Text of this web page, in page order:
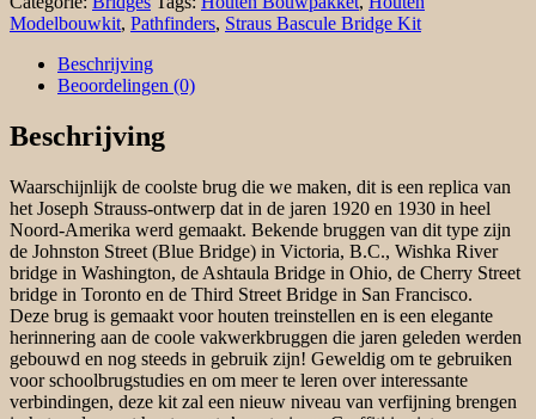
Kit
aantal
Modelbouwkit, Pathfinders, Straus Bascule Bridge Kit
Beschrijving
Beoordelingen (0)
Beschrijving
Waarschijnlijk de coolste brug die we maken, dit is een replica van
het Joseph Strauss-ontwerp dat in de jaren 1920 en 1930 in heel
Noord-Amerika werd gemaakt. Bekende bruggen van dit type zijn
de Johnston Street (Blue Bridge) in Victoria, B.C., Wishka River
bridge in Washington, de Ashtaula Bridge in Ohio, de Cherry Street
bridge in Toronto en de Third Street Bridge in San Francisco.
Deze brug is gemaakt voor houten treinstellen en is een elegante
herinnering aan de coole vakwerkbruggen die jaren geleden werden
gebouwd en nog steeds in gebruik zijn! Geweldig om te gebruiken
voor schoolbrugstudies en om meer te leren over interessante
verbindingen, deze kit zal een nieuw niveau van verfijning brengen